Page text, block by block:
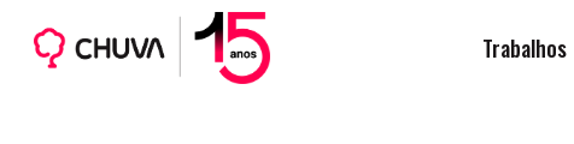
Trabalhos